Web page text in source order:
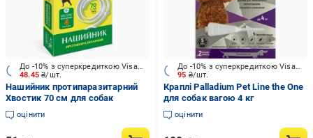
48.45₴/шт.
До -10% з суперкредиткою Visa Вигода
Нашийник протипаразитарний
Хвостик 70 см для собак
оцінити
95 ₴/шт.
До -10% з суперкредиткою Visa Вигода
Краплі Palladium Pet Line the One
для собак вагою 4 кг
оцінити